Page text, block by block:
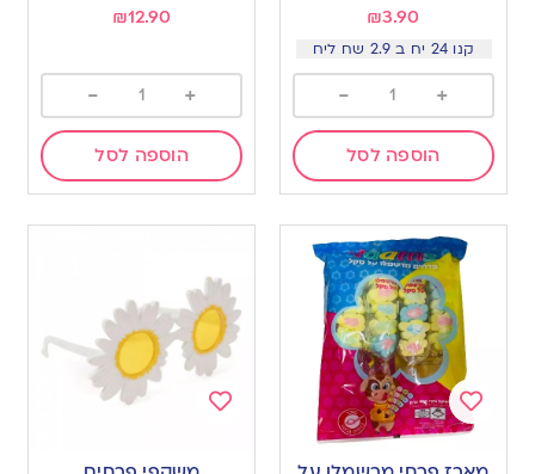
₪3.90
קנו 24 יח ב 2.9 שח ליח
+
-
הוספה לסל
₪12.90
+
-
הוספה לסל
Add
to